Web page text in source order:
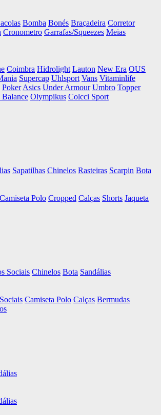
Bomba Bonés Braçadeira Corretor
Cronometro Garrafas/Squeezes Meias
Coimbra Hidrolight Lauton New Era OUS
Supercap Uhlsport Vans Vitaminlife
Poker Asics Under Armour Umbro Topper
Olympikus Colcci Sport
Sapatilhas Chinelos Rasteiras Scarpin Bota
Camiseta Polo Cropped Calças Shorts Jaqueta
Sociais Chinelos Bota Sandálias
Camiseta Polo Calças Bermudas